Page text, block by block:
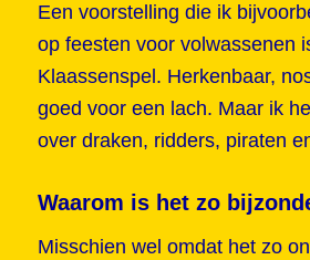
Een voorstelling die ik
op feesten voor volwassenen
Klaassenspel. Herkenbaar,
goed voor een lach. Maar ik
over draken, ridders, piraten
Waarom is het zo
Misschien wel omdat het zo